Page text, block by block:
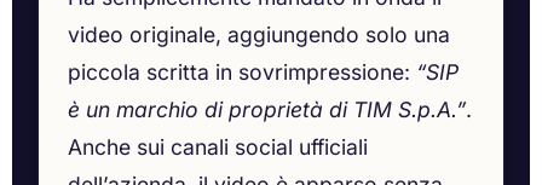
video originale, aggiungendo solo una
piccola scritta in sovrimpressione: “SIP
è un marchio di proprietà di TIM S.p.A.”.
Anche sui canali social ufficiali